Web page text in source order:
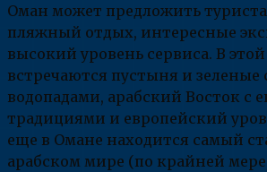
Оман может предложить
пляжный отдых, интересные
высокий уровень сервиса. В
встречаются пустыня и зеленые
водопадами, арабский Восток с
традициями и европейский
еще в Омане находится самый
арабском мире (по крайней